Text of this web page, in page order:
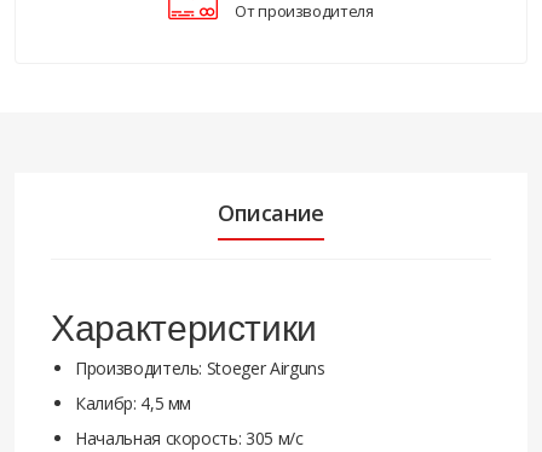
От производителя
Описание
Характеристики
Производитель: Stoeger Airguns
Калибр: 4,5 мм
Начальная скорость: 305 м/с